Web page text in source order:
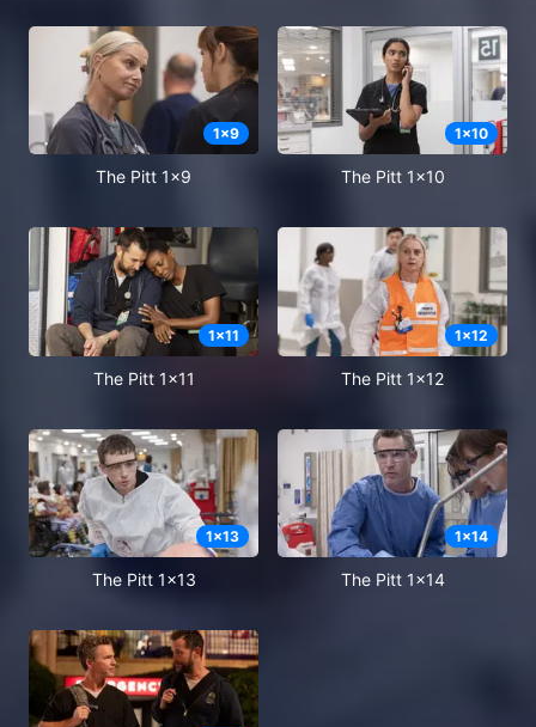
1x9
The Pitt 1x9
1x10
The Pitt 1x10
1x11
The Pitt 1x11
1x12
The Pitt 1x12
1x13
The Pitt 1x13
1x14
The Pitt 1x14